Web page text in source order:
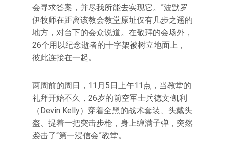
会寻求答案，并尽我所能去实现它。”波默罗
伊牧师在距离该教会教堂原址仅有几步之遥的
地方，对台下的会众说道。在敬拜的会场外，
26个用以纪念逝者的十字架被树立地面上，
彼此连接在一起。
两周前的周日，11月5日上午11点，当教堂的
礼拜开始不久，26岁的前空军士兵德文·凯利
（Devin Kelly）穿着全黑的战术套装、头戴头
盔、提着一把突击步枪，身上缠满子弹，突然
袭击了“第一浸信会”教堂。